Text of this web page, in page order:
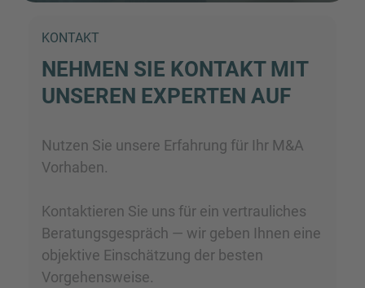
KONTAKT
NEHMEN SIE KONTAKT MIT
UNSEREN EXPERTEN AUF
Nutzen Sie unsere Erfahrung für Ihr M&A
Vorhaben.
Kontaktieren Sie uns für ein vertrauliches
Beratungsgespräch — wir geben Ihnen eine
objektive Einschätzung der besten
Vorgehensweise.